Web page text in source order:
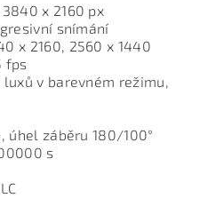
x 2160 px
snímání
x 2160, 2560 x 1440
fps
v barevném režimu,
úhel záběru 180/100°
s